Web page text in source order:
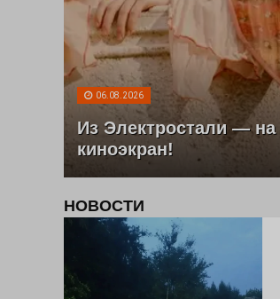
06.08.2026
Из Электростали — на
киноэкран!
НОВОСТИ